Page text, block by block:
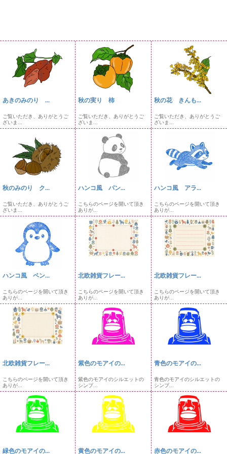
あきのみのり ...
ご覧いただき、ありがとうご
ざいま...
秋の実り 柿
ご覧いただき、ありがとうご
ざいま...
秋の花 きんも...
ご覧いただき、ありがとうご
ざいま...
秋のみのり ク...
ご覧いただき、ありがとうご
ざいま...
ハンコ風 パン...
こちらのページを開いて頂き
ありが...
ハンコ風 アラ...
こちらのページを開いて頂き
ありが...
ハンコ風 ペン...
こちらのページを開いて頂き
ありが...
北欧雑貨フレー...
こちらのページを開いて頂き
ありが...
北欧雑貨フレー...
こちらのページを開いて頂き
ありが...
北欧雑貨フレー...
こちらのページを開いて頂き
ありが...
紫色のモアイの...
紫色のモアイのシルエットの
シンプ...
青色のモアイの...
青色のモアイのシルエットの
シンプ...
緑色のモアイの... 黄色のモアイの... 赤色のモアイの...